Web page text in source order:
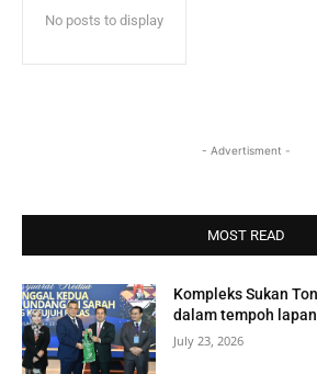
No posts to display
- Advertisment -
MOST READ
Kompleks Sukan
dalam tempoh
July 23, 2026